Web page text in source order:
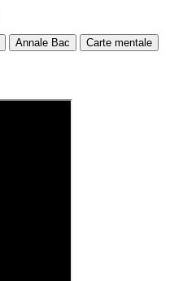
Annale Bac Carte mentale